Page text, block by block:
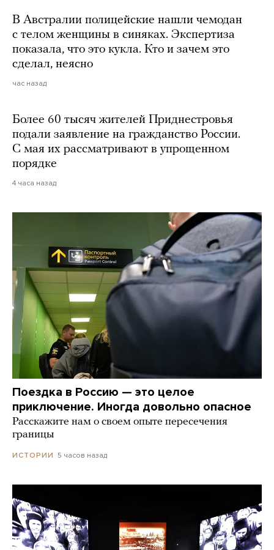
В Австралии полицейские нашли чемодан
с телом женщины в синяках. Экспертиза
показала, что это кукла. Кто и зачем это
сделал, неясно
час назад
Более 60 тысяч жителей Приднестровья
подали заявление на гражданство России.
С мая их рассматривают в упрощенном
порядке
4 часа назад
Поездка в Россию — это целое
приключение. Иногда довольно опасное
Расскажите нам о своем опыте пересечения
границы
ИСТОРИИ 5 часов назад